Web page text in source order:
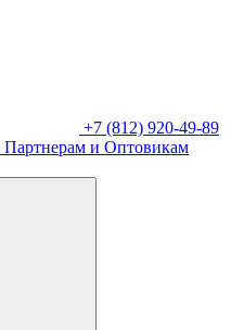
+7 (812) 920-49-89
Партнерам и Оптовикам